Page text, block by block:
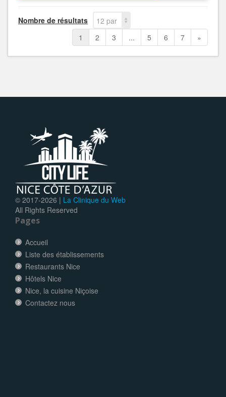
Nombre de résultats
12 par
page
1 2 3 ... 5 6 7 »
© 2017-2026 | La Clinique du Web
All Rights Reserved
Pages
Accueil
Liste des établissements
Restaurants Nice
Hôtels Nice
Nice, la cuisine Niçoise
Contactez nous